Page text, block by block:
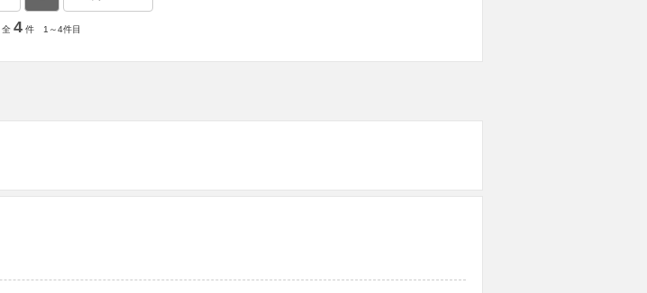
全 4 件 1～4件目